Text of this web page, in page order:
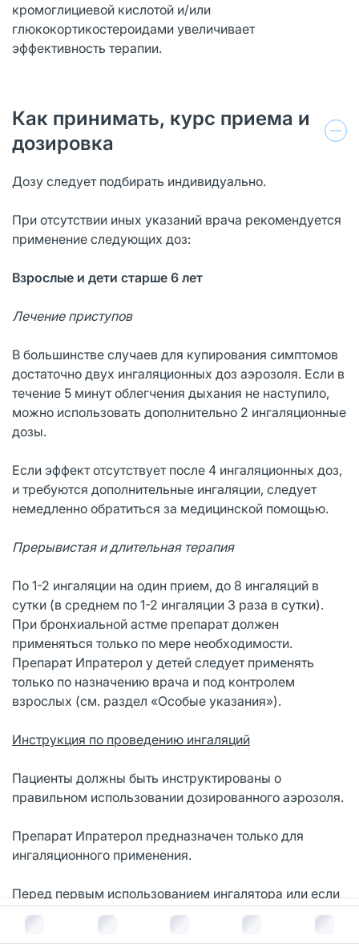
В корзину за руб.
кромоглициевой кислотой и/или
глюкокортикостероидами увеличивает
эффективность терапии.
Как принимать, курс приема и
дозировка
Дозу следует подбирать индивидуально.
При отсутствии иных указаний врача рекомендуется
применение следующих доз:
Взрослые и дети старше 6 лет
Лечение приступов
В большинстве случаев для купирования симптомов
достаточно двух ингаляционных доз аэрозоля. Если в
течение 5 минут облегчения дыхания не наступило,
можно использовать дополнительно 2 ингаляционные
дозы.
Если эффект отсутствует после 4 ингаляционных доз,
и требуются дополнительные ингаляции, следует
немедленно обратиться за медицинской помощью.
Прерывистая и длительная терапия
По 1-2 ингаляции на один прием, до 8 ингаляций в
сутки (в среднем по 1-2 ингаляции 3 раза в сутки).
При бронхиальной астме препарат должен
применяться только по мере необходимости.
Препарат Ипратерол у детей следует применять
только по назначению врача и под контролем
взрослых (см. раздел «Особые указания»).
Инструкция по проведению ингаляций
Пациенты должны быть инструктированы о
правильном использовании дозированного аэрозоля.
Препарат Ипратерол предназначен только для
ингаляционного применения.
Перед первым использованием ингалятора или если
ингалятором не пользовались неделю и дольше
проверьте его работу. Для этого снимите защитный